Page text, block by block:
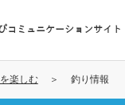
コミュニケーションサイト
楽しむ 釣り情報